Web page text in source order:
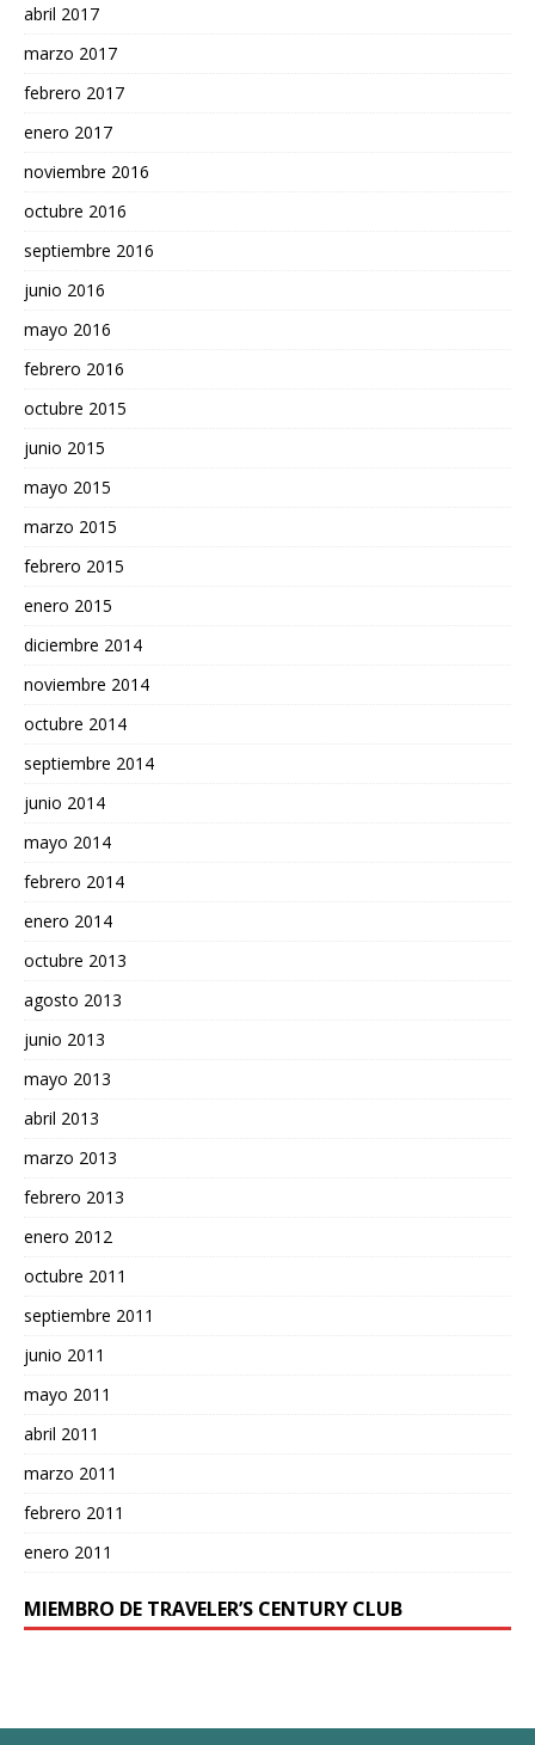
abril 2017
marzo 2017
febrero 2017
enero 2017
noviembre 2016
octubre 2016
septiembre 2016
junio 2016
mayo 2016
febrero 2016
octubre 2015
junio 2015
mayo 2015
marzo 2015
febrero 2015
enero 2015
diciembre 2014
noviembre 2014
octubre 2014
septiembre 2014
junio 2014
mayo 2014
febrero 2014
enero 2014
octubre 2013
agosto 2013
junio 2013
mayo 2013
abril 2013
marzo 2013
febrero 2013
enero 2012
octubre 2011
septiembre 2011
junio 2011
mayo 2011
abril 2011
marzo 2011
febrero 2011
enero 2011
MIEMBRO DE TRAVELER’S CENTURY CLUB